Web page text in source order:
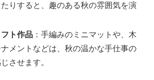
りすると、趣のある秋の雰囲気を演
ト作品 ：手編みのミニマットや、木
メントなどは、秋の温かな手仕事の
させます。